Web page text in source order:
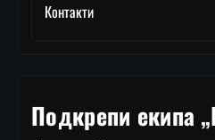
Контакти
Подкрепи екипа